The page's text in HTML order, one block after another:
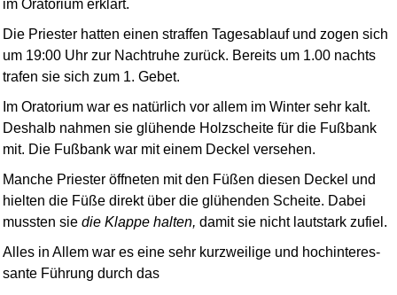
im Oratorium erklärt.
Die Priester hatten einen straffen Tagesablauf und zogen sich
um 19:00 Uhr zur Nachtruhe zurück. Bereits um 1.00 nachts
trafen sie sich zum 1. Gebet.
Im Oratorium war es natürlich vor allem im Winter sehr kalt.
Deshalb nahmen sie glühende Holzscheite für die Fußbank
mit. Die Fußbank war mit einem Deckel versehen.
Manche Priester öffneten mit den Füßen diesen Deckel und
hielten die Füße direkt über die glühenden Scheite. Dabei
mussten siedie Klappe halten,damit sie nicht lautstark zufiel.
Alles in Allem war es eine sehr kurzweilige und hoch­interes­
sante Führung durch das